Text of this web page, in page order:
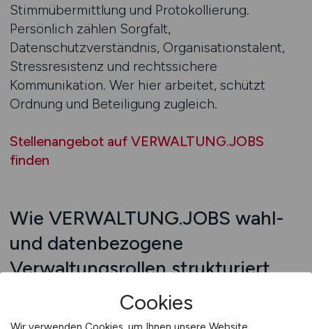
Stimmübermittlung und Protokollierung.
Persönlich zählen Sorgfalt,
Datenschutzverständnis, Organisationstalent,
Stressresistenz und rechtssichere
Kommunikation. Wer hier arbeitet, schützt
Ordnung und Beteiligung zugleich.
Stellenangebot auf VERWALTUNG.JOBS
finden
Wie VERWALTUNG.JOBS wahl-
und datenbezogene
Verwaltungsrollen strukturiert
auffindbar macht
Statistik und Wahlmanagement sind keine
Cookies